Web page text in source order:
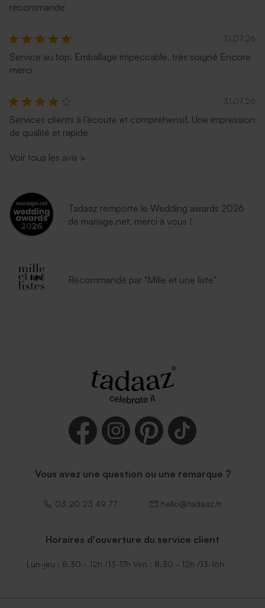
Enveloppe communion
lavande
Enveloppe communion bleu
nuit
Enveloppe vert menthe
rectangulaire (14 x 12,5 cm)
Petite enveloppe bleue
Enveloppe communion
mouchetée papier naturel
Enveloppe communion
recommande
31.07.26
Service au top. Emballage impeccable, très soigné Encore
merci
31.07.26
Services clients à l’écoute et compréhensif. Une impression
de qualité et rapide
Voir tous les avis >
Tadaaz remporte le Wedding awards 2026
de mariage.net, merci à vous !
Recommandé par "Mille et une liste"
Vous avez une question ou une remarque ?
03 20 23 49 77 hello@tadaaz.fr
Horaires d'ouverture du service client
Lun-jeu : 8.30 - 12h /13-17h Ven : 8.30 - 12h /13-16h